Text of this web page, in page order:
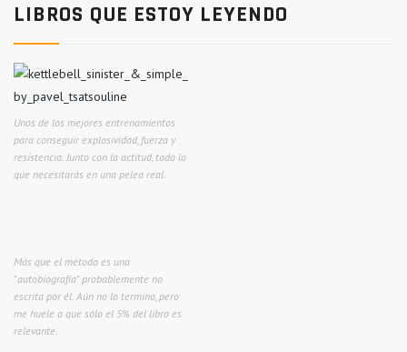
LIBROS QUE ESTOY LEYENDO
Unos de los mejores entrenamientos
para conseguir explosividad, fuerza y
resistencia. Junto con la actitud, todo lo
que necesitarás en una pelea real.
Más que el método es una
"autobiografía" probablemente no
escrita por él. Aún no lo termino, pero
me huele a que sólo el 5% del libro es
relevante.